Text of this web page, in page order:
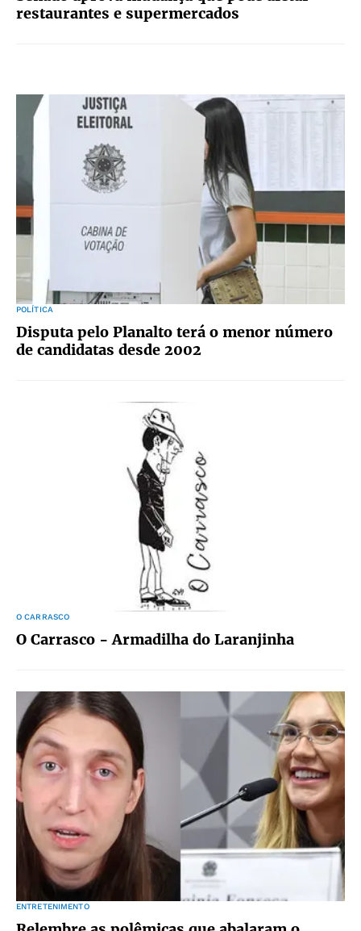
restaurantes e supermercados
POLÍTICA
Disputa pelo Planalto terá o menor número
de candidatas desde 2002
O CARRASCO
O Carrasco - Armadilha do Laranjinha
ENTRETENIMENTO